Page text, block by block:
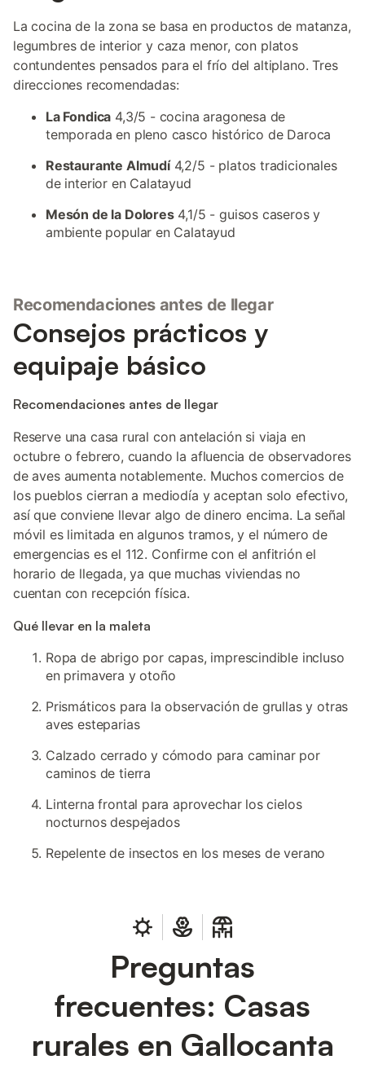
La cocina de la zona se basa en productos de matanza,
legumbres de interior y caza menor, con platos
contundentes pensados para el frío del altiplano. Tres
direcciones recomendadas:
La Fondica 4,3/5 - cocina aragonesa de
temporada en pleno casco histórico de Daroca
Restaurante Almudí4,2/5 - platos tradicionales
de interior en Calatayud
Mesón de la Dolores4,1/5 - guisos caseros y
ambiente popular en Calatayud
Recomendaciones antes de llegar
Consejos prácticos y
equipaje básico
Recomendaciones antes de llegar
Reserve una casa rural con antelación si viaja en
octubre o febrero, cuando la afluencia de observadores
de aves aumenta notablemente. Muchos comercios de
los pueblos cierran a mediodía y aceptan solo efectivo,
así que conviene llevar algo de dinero encima. La señal
móvil es limitada en algunos tramos, y el número de
emergencias es el 112. Confirme con el anfitrión el
horario de llegada, ya que muchas viviendas no
cuentan con recepción física.
Qué llevar en la maleta
Ropa de abrigo por capas, imprescindible incluso
en primavera y otoño
Prismáticos para la observación de grullas y otras
aves esteparias
Calzado cerrado y cómodo para caminar por
caminos de tierra
Linterna frontal para aprovechar los cielos
nocturnos despejados
Repelente de insectos en los meses de verano
Preguntas
frecuentes: Casas
rurales en Gallocanta